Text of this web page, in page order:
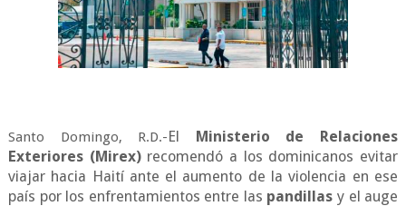
Santo Domingo, R.D.-El
Ministerio de Relaciones
Exteriores (Mirex) recomendó a los dominicanos evitar
viajar hacia Haití ante el aumento de la violencia en ese
país por los enfrentamientos entre las pandillas y el auge